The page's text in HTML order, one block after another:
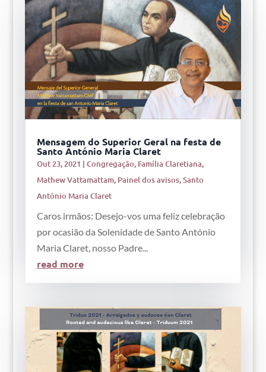
Mensagem do Superior Geral na festa de
Santo António Maria Claret
Out 23, 2021 | Congregação, Família Claretiana,
Mathew Vattamattam, Painel dos avisos,Santo
Antônio Maria Claret
Caros irmãos: Desejo-vos uma feliz celebração
por ocasião da Solenidade de Santo António
Maria Claret, nosso Padre...
read more